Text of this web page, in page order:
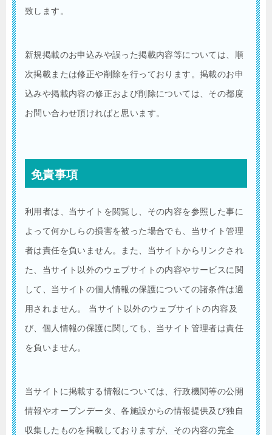
致します。
新規掲載のお申込みや誤った掲載内容等については、順
次掲載または修正や削除を行っております。掲載のお申
込みや掲載内容の修正および削除については、その都度
お問い合わせ頂ければと思います。
免責事項
利用者は、当サイトを閲覧し、その内容を参照した事に
よって何かしらの損害を被った場合でも、当サイト管理
者は責任を負いません。また、当サイトからリンクされ
た、当サイト以外のウェブサイトの内容やサービスに関
して、当サイトの個人情報の保護についての諸条件は適
用されません。 当サイト以外のウェブサイトの内容及
び、個人情報の保護に関しても、当サイト管理者は責任
を負いません。
当サイトに掲載する情報については、行政機関等の公開
情報やオープンデータ、各施設からの情報提供及び独自
収集したものを掲載しておりますが、その内容の完全